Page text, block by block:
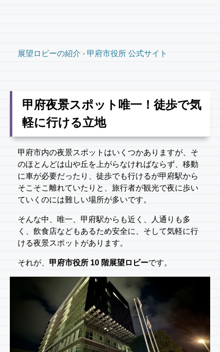
展望ロビーの紹介 - 甲府市役所 公式サイト
甲府夜景スポット唯一！徒歩で気
軽に行ける立地
甲府市内の夜景スポットはいくつかありますが、そ
のほとんどは山や丘を上がらなければならず、移動
に車が必要だったり、徒歩でも行けるが甲府駅から
そこそこ離れていたりと、旅行者が観光で夜に歩い
ていくのには難しい場所が多いです。
そんな中、唯一、甲府駅からも近く、人通りも多
く、飲食店などもあるため安全に、そして気軽に行
ける夜景スポットがあります。
それが、 甲府市役所 10 階展望ロビーです。